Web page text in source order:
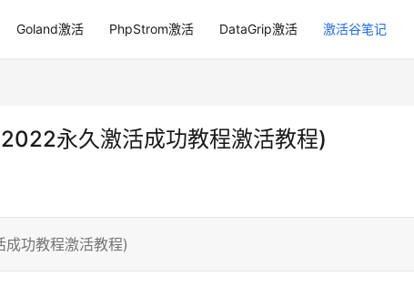
Goland激活 PhpStrom激活 DataGrip激活 激活谷笔记
永久激活成功教程激活教程)
功教程激活教程)